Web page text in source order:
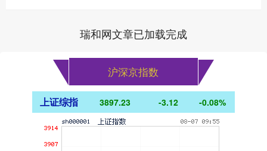
瑞和网文章已加载完成
沪深京指数
上证综指 3897.23 -3.12 -0.08%